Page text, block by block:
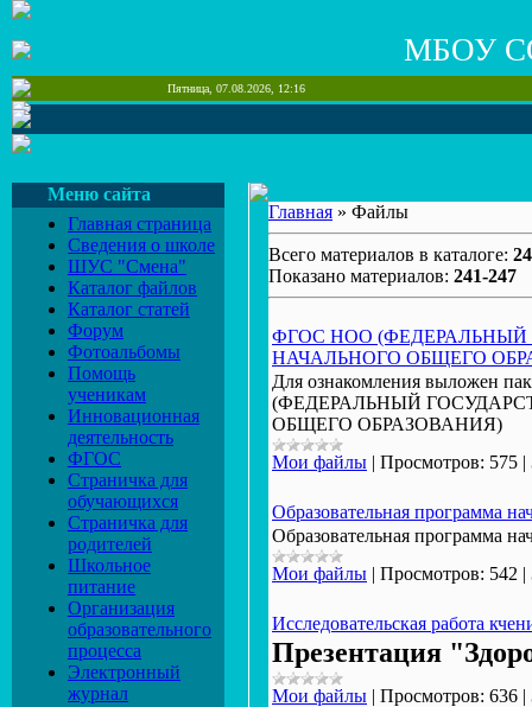
МБОУ
Пятница, 07.08.2026, 12:16
Меню сайта
Главная страница
Сведения о школе
ШУС "Смена"
Каталог файлов
Каталог статей
Форум
Фотоальбомы
Помощь
ученикам
Инновационная
деятельность
ФГОС
Страничка для
обучающихся
Страничка для
родителей
Школьное
питание
Организация
образовательного
процесса
Электронный
журнал
Главная » Файлы
Всего материалов в каталоге:
Показано материалов: 241-247
ФГОС НОО (ФЕДЕРАЛЬНЫЙ
НАЧАЛЬНОГО ОБЩЕГО
Для ознакомления выложен
(ФЕДЕРАЛЬНЫЙ
ОБЩЕГО ОБРАЗОВАНИЯ)
Мои файлы | Просмотров: 575 |
Образовательная программа
Образовательная программа
Мои файлы | Просмотров: 542 |
Исследовательская работа
Презентация
Мои файлы | Просмотров: 636 |